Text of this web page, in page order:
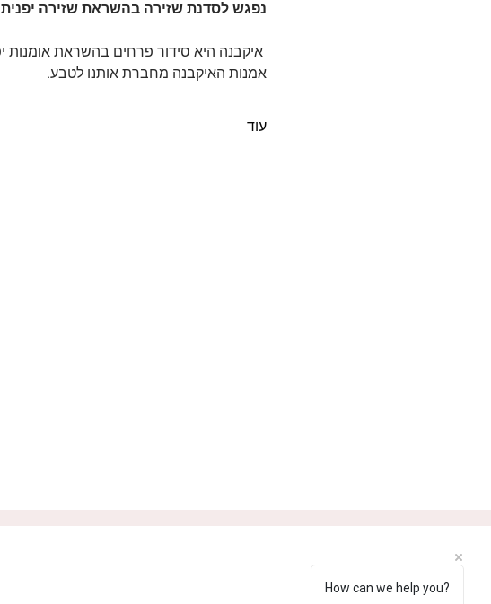
נפגש לסדנת שזירה בהשראת שזירה יפנית
איקבנה היא סידור פרחים בהשראת אומנות יפן.
אמנות האיקבנה מחברת אותנו לטבע.
עוד
How can we help you?